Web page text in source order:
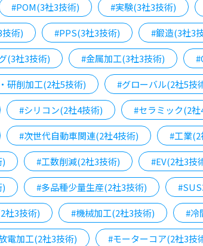
#POM(3社3技術) #実験(3社3技術)
術) #PPS(3社3技術) #鍛造(3社3
(3社3技術) #金属加工(3社3技術)
研削加工(2社5技術) #グローバル(2社5技
#シリコン(2社4技術) #セラミック(2社
#次世代自動車関連(2社4技術) #工業(2
#工数削減(2社3技術) #EV(2社3技
#多品種少量生産(2社3技術)
社3技術) #機械加工(2社3技術) #冷
電加工(2社3技術) #モーターコア(2社3技